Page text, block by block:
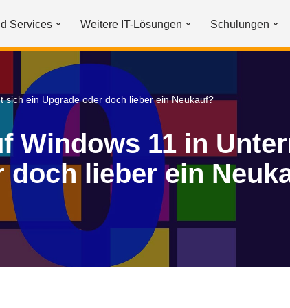
Services Weitere IT-Lösungen Schulungen
sich ein Upgrade oder doch lieber ein Neukauf?
Windows 11 in
lieber ein